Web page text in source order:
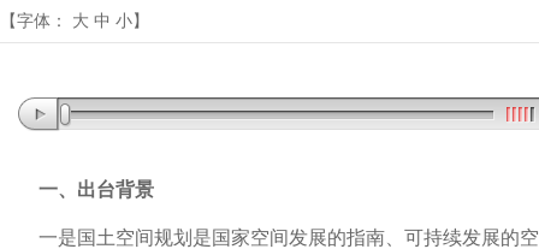
【字体： 大 中 小】
一、出台背景
一是国土空间规划是国家空间发展的指南、可持续发展的空